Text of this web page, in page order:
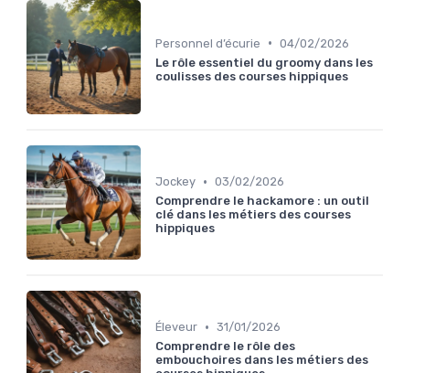
Personnel d’écurie • 04/02/2026
Le rôle essentiel du groomy dans les
coulisses des courses hippiques
Jockey • 03/02/2026
Comprendre le hackamore : un outil
clé dans les métiers des courses
hippiques
Éleveur • 31/01/2026
Comprendre le rôle des
embouchoires dans les métiers des